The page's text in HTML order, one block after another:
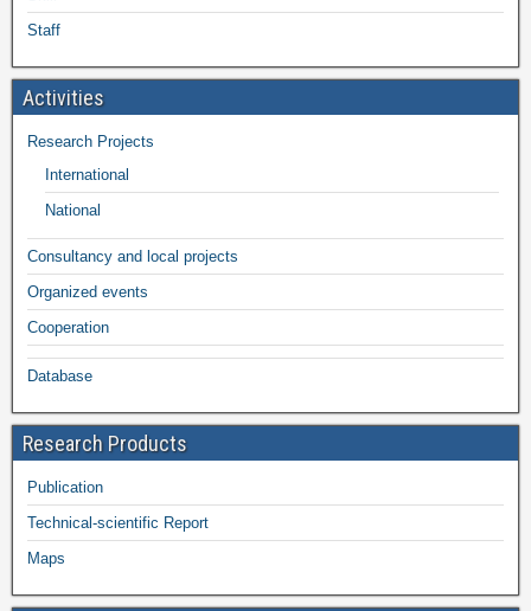
Staff
Activities
Research Projects
International
National
Consultancy and local projects
Organized events
Cooperation
Database
Research Products
Publication
Technical-scientific Report
Maps